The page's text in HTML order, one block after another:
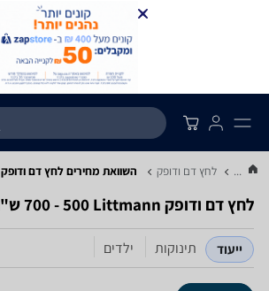
... לחץ דם ודופק השוואת מחירים לחץ דם ודופק ‏Littmann ‏500 - 700 ‏ש"ח
לחץ דם ודופק ‏Littmann ‏500 - 700 ‏ש"ח
ייעוד תינוקות ילדים